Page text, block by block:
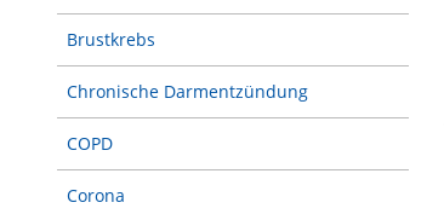
Brustkrebs
Chronische Darmentzündung
COPD
Corona